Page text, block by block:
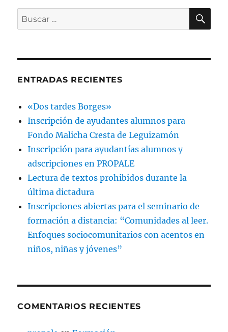
Buscar
por:
ENTRADAS RECIENTES
«Dos tardes Borges»
Inscripción de ayudantes alumnos para
Fondo Malicha Cresta de Leguizamón
Inscripción para ayudantías alumnos y
adscripciones en PROPALE
Lectura de textos prohibidos durante la
última dictadura
Inscripciones abiertas para el seminario de
formación a distancia: “Comunidades al leer.
Enfoques sociocomunitarios con acentos en
niños, niñas y jóvenes”
COMENTARIOS RECIENTES